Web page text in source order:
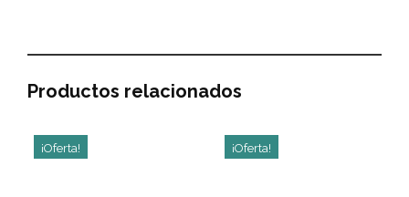
Productos relacionados
¡Oferta! ¡Oferta!